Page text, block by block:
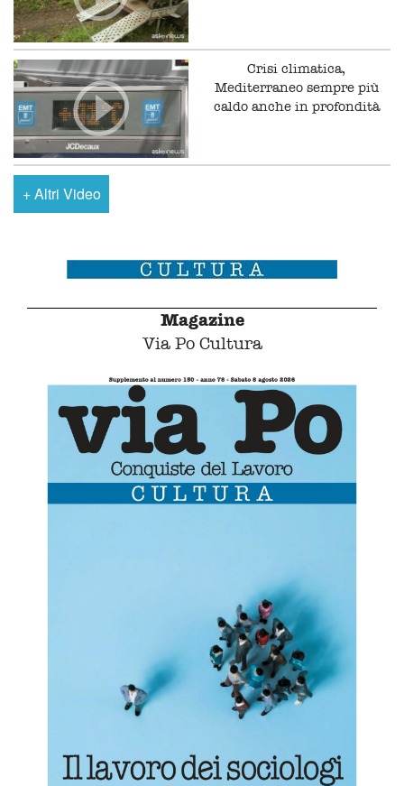
Crisi climatica,
Mediterraneo sempre più
caldo anche in profondità
+Altri Video
Magazine
Via Po Cultura